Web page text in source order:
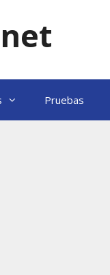
Pruebas